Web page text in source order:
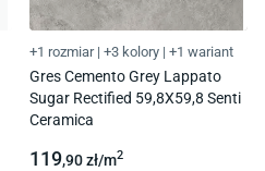
+1 rozmiar | +3 kolory | +1 wariant
Gres Cemento Grey Lappato
Sugar Rectified 59,8X59,8 Senti
Ceramica
119,90zł/m2